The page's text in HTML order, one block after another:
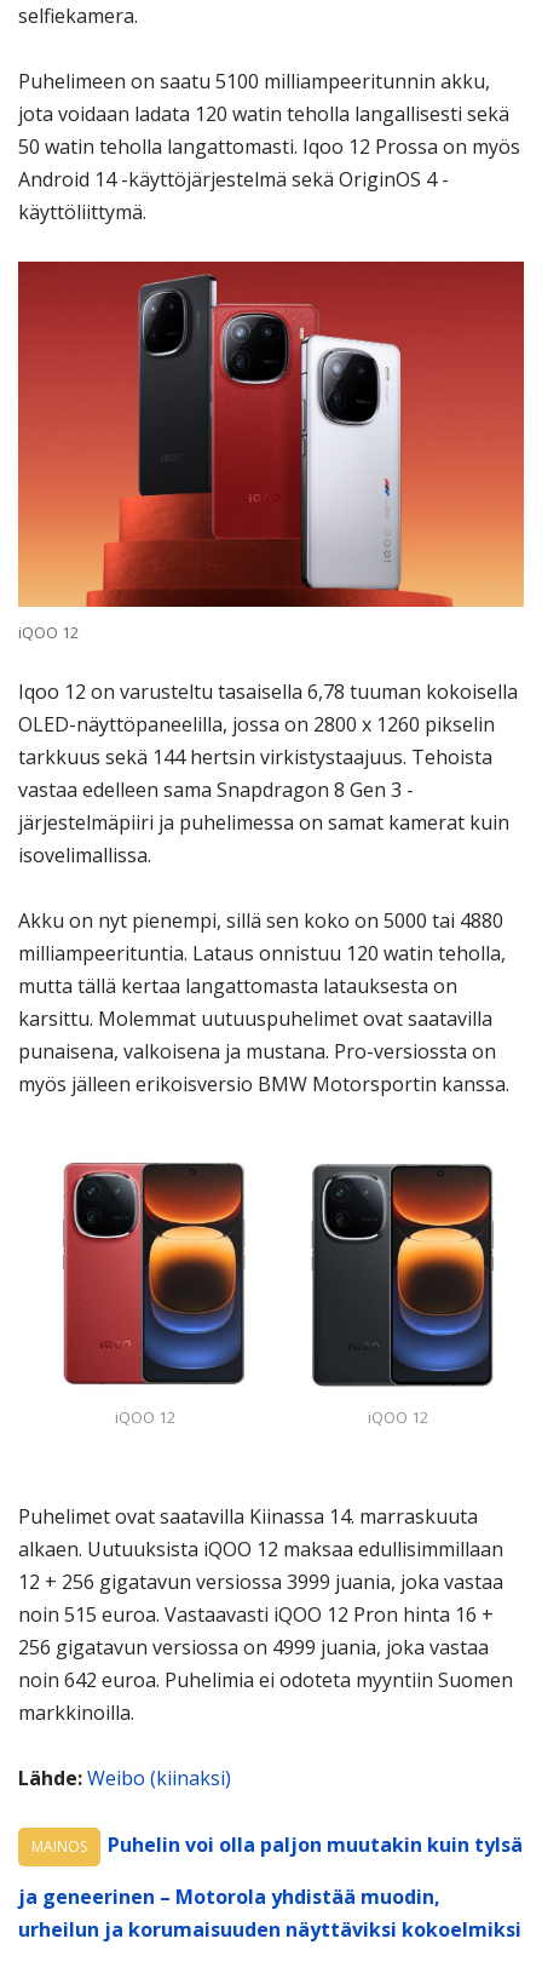
selfiekamera.
Puhelimeen on saatu 5100 milliampeeritunnin akku,
jota voidaan ladata 120 watin teholla langallisesti sekä
50 watin teholla langattomasti. Iqoo 12 Prossa on myös
Android 14 -käyttöjärjestelmä sekä OriginOS 4 -
käyttöliittymä.
iQOO 12
Iqoo 12 on varusteltu tasaisella 6,78 tuuman kokoisella
OLED-näyttöpaneelilla, jossa on 2800 x 1260 pikselin
tarkkuus sekä 144 hertsin virkistystaajuus. Tehoista
vastaa edelleen sama Snapdragon 8 Gen 3 -
järjestelmäpiiri ja puhelimessa on samat kamerat kuin
isovelimallissa.
Akku on nyt pienempi, sillä sen koko on 5000 tai 4880
milliampeerituntia. Lataus onnistuu 120 watin teholla,
mutta tällä kertaa langattomasta latauksesta on
karsittu. Molemmat uutuuspuhelimet ovat saatavilla
punaisena, valkoisena ja mustana. Pro-versiossta on
myös jälleen erikoisversio BMW Motorsportin kanssa.
iQOO 12 iQOO 12
Puhelimet ovat saatavilla Kiinassa 14. marraskuuta
alkaen. Uutuuksista iQOO 12 maksaa edullisimmillaan
12 + 256 gigatavun versiossa 3999 juania, joka vastaa
noin 515 euroa. Vastaavasti iQOO 12 Pron hinta 16 +
256 gigatavun versiossa on 4999 juania, joka vastaa
noin 642 euroa. Puhelimia ei odoteta myyntiin Suomen
markkinoilla.
Lähde:Weibo (kiinaksi)
MAINOS
Puhelin voi olla paljon muutakin kuin tylsä
ja geneerinen – Motorola yhdistää muodin,
urheilun ja korumaisuuden näyttäviksi kokoelmiksi